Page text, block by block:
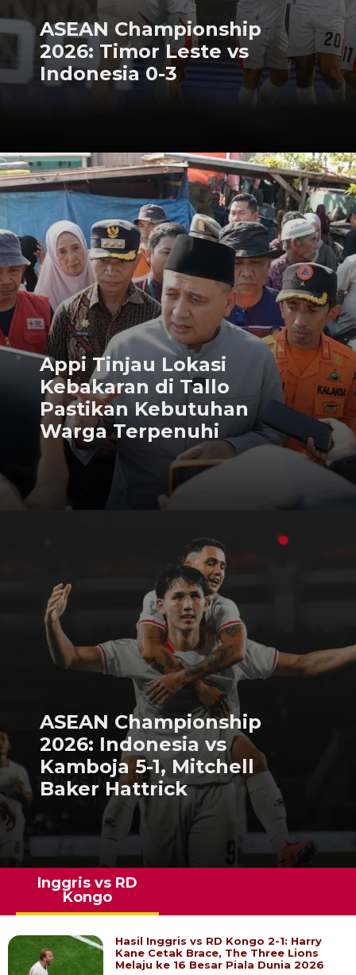
ASEAN Championship
2026: Timor Leste vs
Indonesia 0-3
Appi Tinjau Lokasi
Kebakaran di Tallo
Pastikan Kebutuhan
Warga Terpenuhi
ASEAN Championship
2026: Indonesia vs
Kamboja 5-1, Mitchell
Baker Hattrick
Inggris vs RD
Kongo
Hasil Inggris vs RD Kongo 2-1: Harry
Kane Cetak Brace, The Three Lions
Melaju ke 16 Besar Piala Dunia 2026